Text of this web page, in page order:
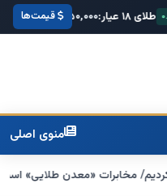
۳,۸۵۰,۰۰۰ +۱.۲% سکه امامی:
قیمت‌ها
منوی اصلی